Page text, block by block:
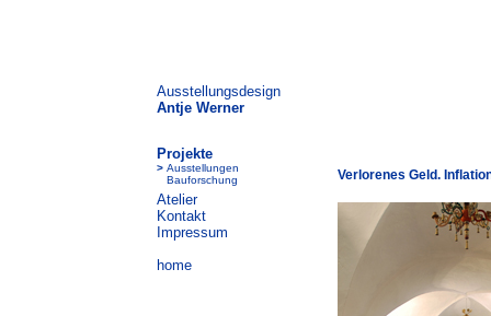
Ausstellungsdesign
Antje Werner
Projekte
> Ausstellungen
Bauforschung
Atelier
Kontakt
Impressum
home
Verlorenes Geld.